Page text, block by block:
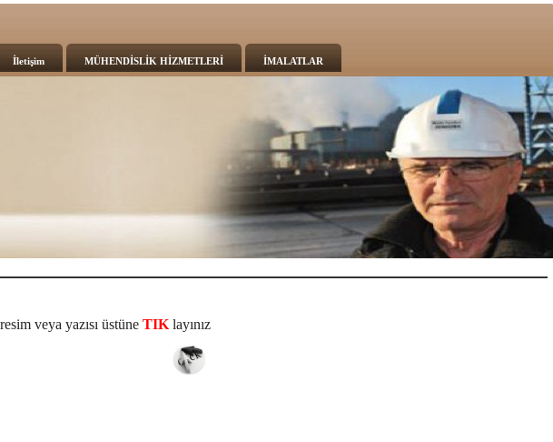
İletişim MÜHENDİSLİK HİZMETLERİ İMALATLAR
veya yazısı üstüne TIK layınız